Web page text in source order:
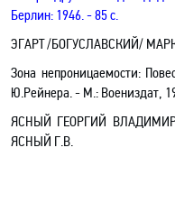
Берлин: 1946. - 85 с.
ЭГАРТ /БОГУСЛАВСКИЙ/
Зона непроницаемости:
Ю.Рейнера. - М.: Воениздат,
ЯСНЫЙ ГЕОРГИЙ
ЯСНЫЙ Г.В.